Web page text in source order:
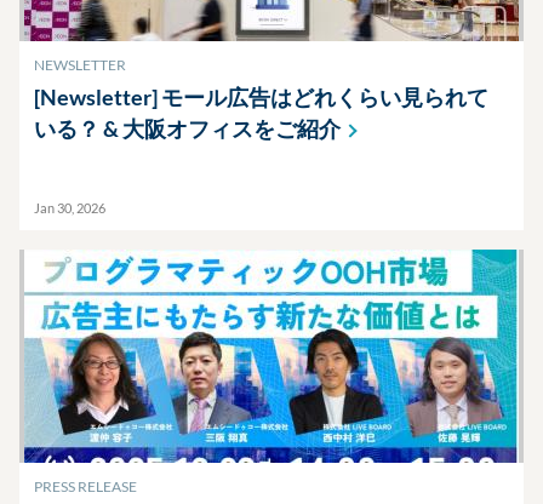
NEWSLETTER
[Newsletter] モール広告はどれくらい見られて
いる？ & 大阪オフィスをご紹介
Jan 30, 2026
PRESS RELEASE